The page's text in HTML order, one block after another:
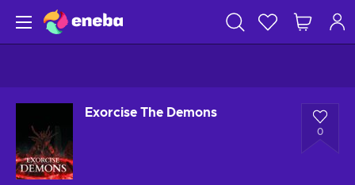
Exorcise The Demons
0